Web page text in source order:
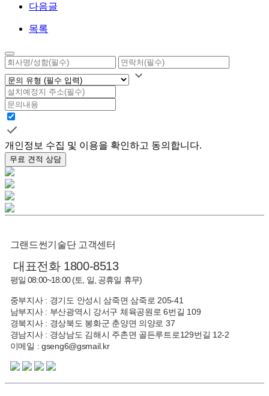
다음글
목록
개인정보 수집 및 이용을 확인하고 동의합니다.
무료 견적 상담
그랜드썬기술단 고객센터
대표전화 1800-8513
평일 08:00~18:00 (토, 일, 공휴일 휴무)
중부지사 : 경기도 안성시 삼죽면 삼죽로 205-41
남부지사 : 부산광역시 강서구 체육공원로 6번길 109
경북지사 : 경상북도 봉화군 춘양면 의양로 37
경남지사 : 경상남도 김해시 주촌면 골든루트로129번길 12-2
이메일 : gseng6@gsmail.kr